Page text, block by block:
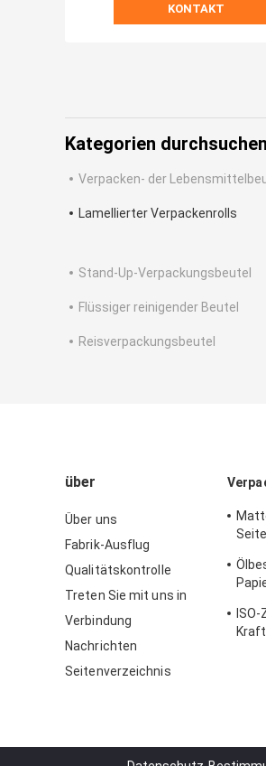
KONTAKT
Kategorien durchsuchen
Verpacken- der
Lamellierter Verpackenrolls
Stand-Up-Verpackungsbeutel
Flüssiger reinigender Beutel
Reisverpackungsbeutel
über
Über uns
Fabrik-Ausflug
Qualitätskontrolle
Treten Sie mit uns in
Verbindung
Nachrichten
Seitenverzeichnis